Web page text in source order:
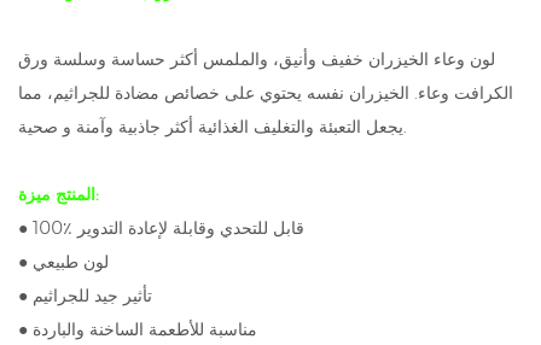
لون وعاء الخيزران خفيف وأنيق، والملمس أكثر حساسة وسلسة ورق
الكرافت وعاء. الخيزران نفسه يحتوي على خصائص مضادة للجراثيم، مما
يجعل التعبئة والتغليف الغذائية أكثر جاذبية وآمنة و صحية.
المنتج ميزة:
● 100٪ قابل للتحدي وقابلة لإعادة التدوير
● لون طبيعي
● تأثير جيد للجراثيم
● مناسبة للأطعمة الساخنة والباردة